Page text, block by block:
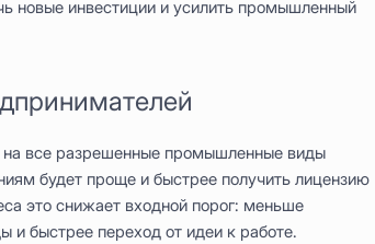
новые инвестиции и усилить промышленный
все разрешенные промышленные виды
будет проще и быстрее получить лицензию
это снижает входной порог: меньше
и быстрее переход от идеи к работе.